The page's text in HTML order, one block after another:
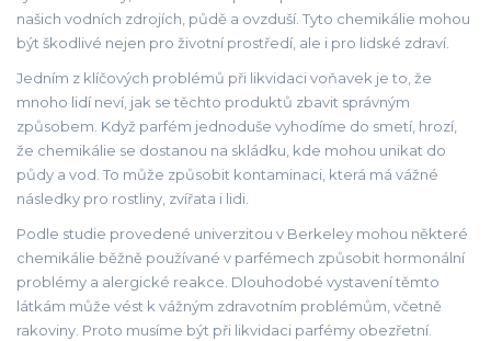
našich vodních zdrojích, půdě a ovzduší. Tyto chemikálie mohou
být škodlivé nejen pro životní prostředí, ale i pro lidské zdraví.
Jedním z klíčových problémů při likvidaci voňavek je to, že
mnoho lidí neví, jak se těchto produktů zbavit správným
způsobem. Když parfém jednoduše vyhodíme do smetí, hrozí,
že chemikálie se dostanou na skládku, kde mohou unikat do
půdy a vod. To může způsobit kontaminaci, která má vážné
následky pro rostliny, zvířata i lidi.
Podle studie provedené univerzitou v Berkeley mohou některé
chemikálie běžně používané v parfémech způsobit hormonální
problémy a alergické reakce. Dlouhodobé vystavení těmto
látkám může vést k vážným zdravotním problémům, včetně
rakoviny. Proto musíme být při likvidaci parfémy obezřetní.